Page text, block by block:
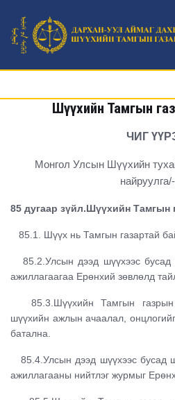
Шүүхийн Тамгын
ЧИГ
Монгол Улсын Шүүхийн
85 дугаар зүйл.Шүүхийн Тамгын
85.1. Шүүх нь Тамгын газартай
85.2.Улсын дээд шүүхээс бусад
ажиллагаагаа Ерөнхий зөвлөлд
85.3.Шүүхийн Тамгын газрын
шүүхийн ажлын ачаалал,
батална.
85.4.Улсын дээд шүүхээс бусад
ажиллагааны нийтлэг журмыг